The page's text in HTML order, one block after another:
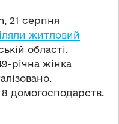
21 серпня
житловий
області.
річна жінка
домогосподарств.